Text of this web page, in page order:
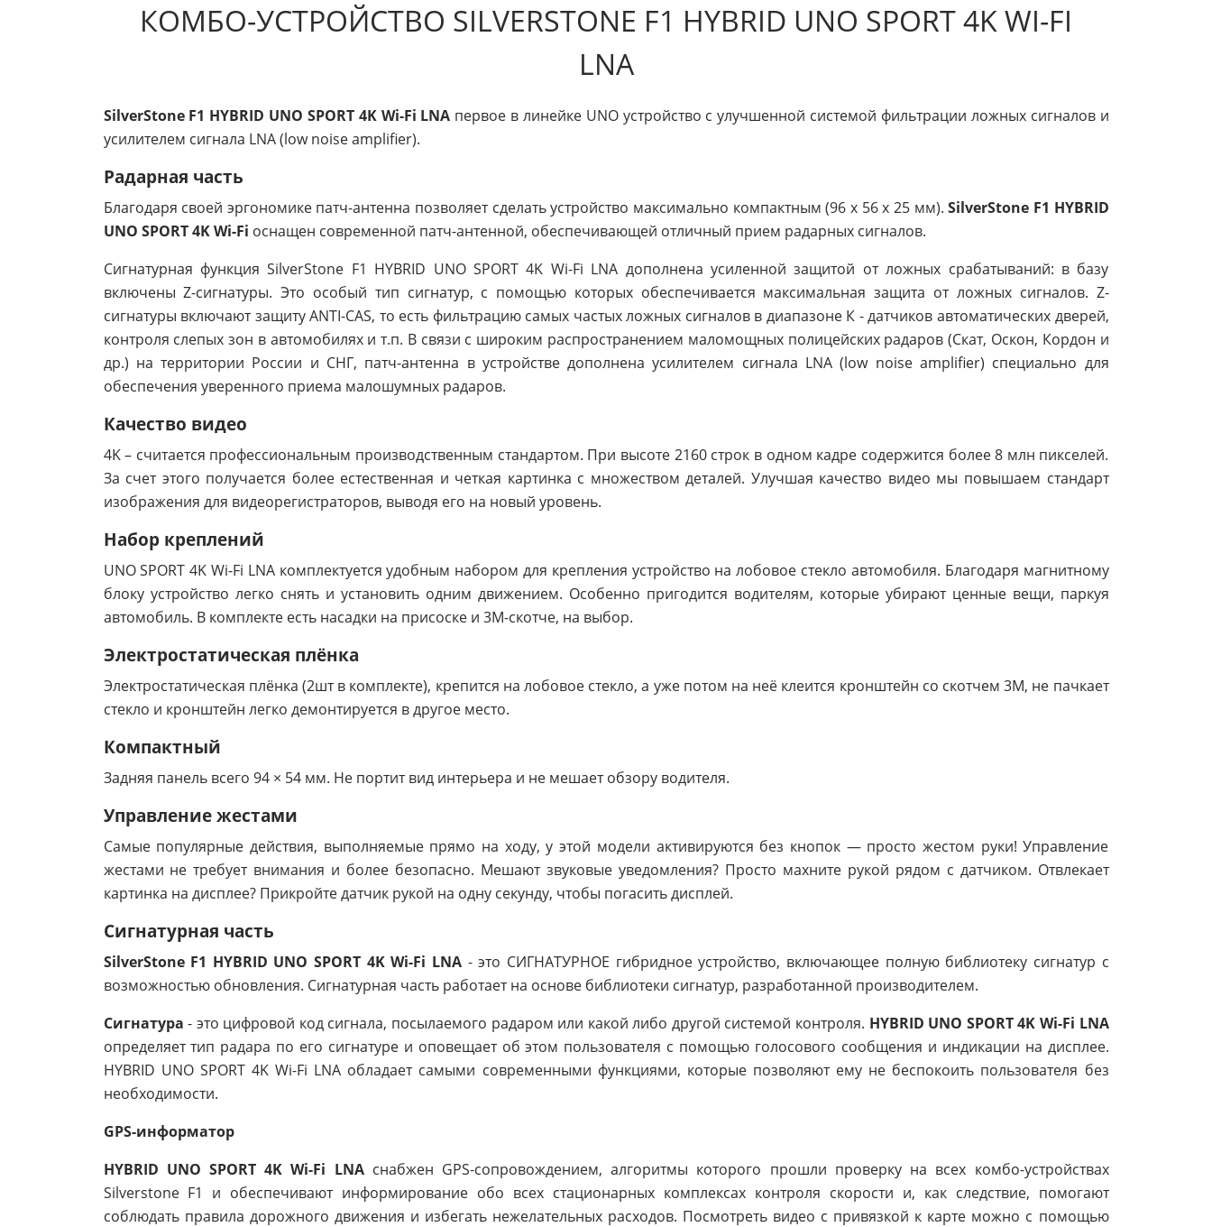
КОМБО-УСТРОЙСТВО SILVERSTONE F1 HYBRID UNO SPORT 4K WI-FI
LNA
SilverStone F1 HYBRID UNO SPORT 4K Wi-Fi LNA первое в линейке UNO устройство с улучшенной системой фильтрации ложных сигналов и
усилителем сигнала LNA (low noise amplifier).
Радарная часть
Благодаря своей эргономике патч-антенна позволяет сделать устройство максимально компактным (96 х 56 x 25 мм).SilverStone F1 HYBRID
UNO SPORT 4K Wi-Fi оснащен современной патч-антенной, обеспечивающей отличный прием радарных сигналов.
Сигнатурная функция SilverStone F1 HYBRID UNO SPORT 4K Wi-Fi LNA дополнена усиленной защитой от ложных срабатываний: в базу
включены Z-сигнатуры. Это особый тип сигнатур, с помощью которых обеспечивается максимальная защита от ложных сигналов. Z-
сигнатуры включают защиту ANTI-CAS, то есть фильтрацию самых частых ложных сигналов в диапазоне К - датчиков автоматических дверей,
контроля слепых зон в автомобилях и т.п. В связи с широким распространением маломощных полицейских радаров (Скат, Оскон, Кордон и
др.) на территории России и СНГ, патч-антенна в устройстве дополнена усилителем сигнала LNA (low noise amplifier) специально для
обеспечения уверенного приема малошумных радаров.
Качество видео
4K – считается профессиональным производственным стандартом. При высоте 2160 строк в одном кадре содержится более 8 млн пикселей.
За счет этого получается более естественная и четкая картинка с множеством деталей. Улучшая качество видео мы повышаем стандарт
изображения для видеорегистраторов, выводя его на новый уровень.
Набор креплений
UNO SPORT 4K Wi-Fi LNA комплектуется удобным набором для крепления устройство на лобовое стекло автомобиля. Благодаря магнитному
блоку устройство легко снять и установить одним движением. Особенно пригодится водителям, которые убирают ценные вещи, паркуя
автомобиль. В комплекте есть насадки на присоске и 3М-скотче, на выбор.
Электростатическая плёнка
Электростатическая плёнка (2шт в комплекте), крепится на лобовое стекло, а уже потом на неё клеится кронштейн со скотчем 3М, не пачкает
стекло и кронштейн легко демонтируется в другое место.
Компактный
Задняя панель всего 94 × 54 мм. Не портит вид интерьера и не мешает обзору водителя.
Управление жестами
Самые популярные действия, выполняемые прямо на ходу, у этой модели активируются без кнопок — просто жестом руки! Управление
жестами не требует внимания и более безопасно. Мешают звуковые уведомления? Просто махните рукой рядом с датчиком. Отвлекает
картинка на дисплее? Прикройте датчик рукой на одну секунду, чтобы погасить дисплей.
Сигнатурная часть
SilverStone F1 HYBRID UNO SPORT 4K Wi-Fi LNA - это СИГНАТУРНОЕ гибридное устройство, включающее полную библиотеку сигнатур с
возможностью обновления. Сигнатурная часть работает на основе библиотеки сигнатур, разработанной производителем.
Сигнатура - это цифровой код сигнала, посылаемого радаром или какой либо другой системой контроля. HYBRID UNO SPORT 4K Wi-Fi LNA
определяет тип радара по его сигнатуре и оповещает об этом пользователя с помощью голосового сообщения и индикации на дисплее.
HYBRID UNO SPORT 4K Wi-Fi LNA обладает самыми современными функциями, которые позволяют ему не беспокоить пользователя без
необходимости.
GPS-информатор
HYBRID UNO SPORT 4K Wi-Fi LNAснабжен GPS-сопровождением, алгоритмы которого прошли проверку на всех комбо-устройствах
Silverstone F1 и обеспечивают информирование обо всех стационарных комплексах контроля скорости и, как следствие, помогают
соблюдать правила дорожного движения и избегать нежелательных расходов. Посмотреть видео с привязкой к карте можно с помощью